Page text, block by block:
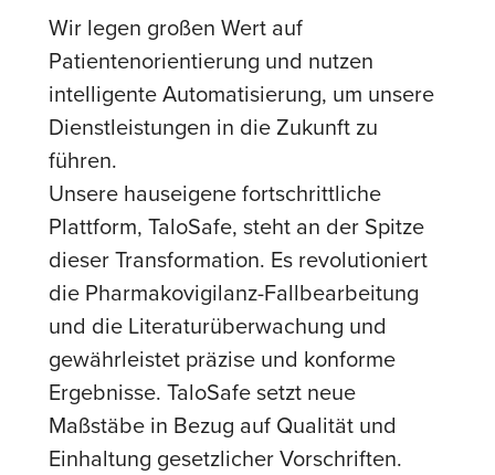
Wir legen großen Wert auf
Patientenorientierung und nutzen
intelligente Automatisierung, um unsere
Dienstleistungen in die Zukunft zu
führen.
Unsere hauseigene fortschrittliche
Plattform, TaloSafe, steht an der Spitze
dieser Transformation. Es revolutioniert
die Pharmakovigilanz-Fallbearbeitung
und die Literaturüberwachung und
gewährleistet präzise und konforme
Ergebnisse. TaloSafe setzt neue
Maßstäbe in Bezug auf Qualität und
Einhaltung gesetzlicher Vorschriften.